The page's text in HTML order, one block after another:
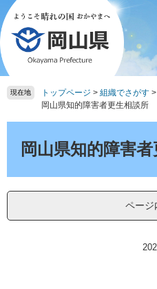
ペ
ー
ジ
の
先
頭
メ
ニ
ュ
ー
を
飛
て
現在地 トップページ > 組織でさがす >
岡山県知的障害者更生相談所
岡山県知的障害
ページ